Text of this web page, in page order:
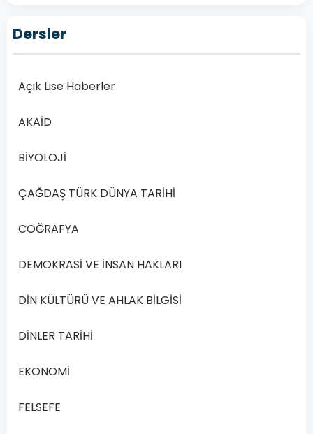
–
2020
Yılı
2.
Dönem
Açık
Mantık
Dersi
Yılı
Dönem
Soruları
Çöz
Öğretim
Dersler
Açık Lise Haberler
AKAİD
BİYOLOJİ
ÇAĞDAŞ TÜRK DÜNYA TARİHİ
COĞRAFYA
DEMOKRASİ VE İNSAN HAKLARI
DİN KÜLTÜRÜ VE AHLAK BİLGİSİ
DİNLER TARİHİ
EKONOMİ
FELSEFE